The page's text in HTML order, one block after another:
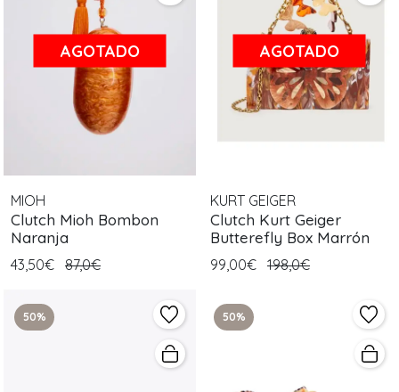
AGOTADO
MIOH
Clutch Mioh Bombon
Naranja
43,50€ 87,0€
AGOTADO
KURT GEIGER
Clutch Kurt Geiger
Butterefly Box Marrón
99,00€ 198,0€
50% 50%